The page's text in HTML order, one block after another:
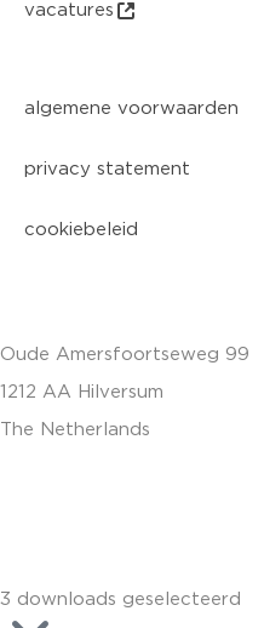
vacatures
algemene voorwaarden
privacy statement
cookiebeleid
Oude Amersfoortseweg 99
1212 AA Hilversum
The Netherlands
3 downloads geselecteerd